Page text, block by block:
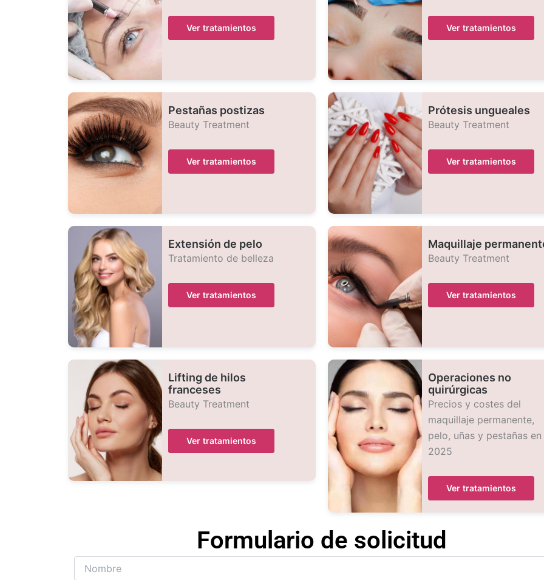
Ver tratamientos Ver tratamientos
Pestañas postizas
Beauty Treatment
Ver tratamientos
Prótesis ungueales
Beauty Treatment
Ver tratamientos
Extensión de pelo
Tratamiento de belleza
Ver tratamientos
Maquillaje
Beauty Treatment
Ver tratamientos
Lifting de hilos
franceses
Beauty Treatment
Ver tratamientos
Operaciones no
quirúrgicas
Precios y costes del
maquillaje permanente,
pelo, uñas y pestañas en
2025
Ver tratamientos
Formulario de solicitud